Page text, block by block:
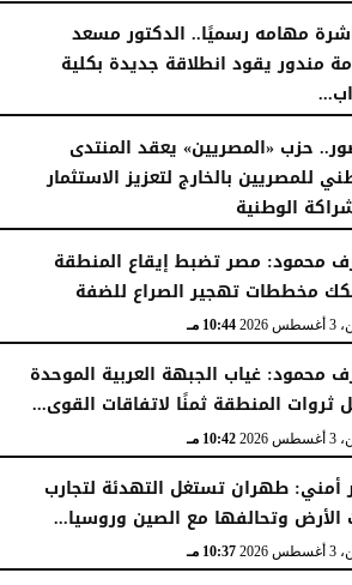
مهامه رسميًا.. الدكتور مسعد
مندور يقود انطلاقة جديدة بكلية
حزب «المصريين» يعقد المنتدى
للمصريين بالخارج لتعزيز الاستثمار
الوطنية
محمود: مصر تضبط إيقاع المنطقة
مخططات تهجير الصراع للضفة
2026 10:44 مـ
محمود: غياب الجبهة العربية الموحدة
ثروات المنطقة ثمنًا لاتفاقات القوى...
2026 10:42 مـ
أمني: طهران تستغل التهدئة لتجارب
وتحالفها مع الصين وروسيا...
2026 10:37 مـ